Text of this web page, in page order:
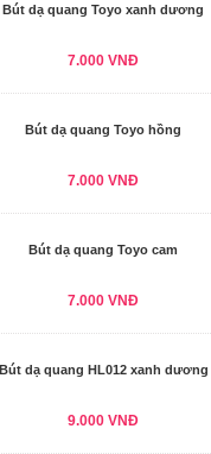
Bút dạ quang Toyo xanh dương
7.000 VNĐ
Bút dạ quang Toyo hồng
7.000 VNĐ
Bút dạ quang Toyo cam
7.000 VNĐ
Bút dạ quang HL012 xanh dương
9.000 VNĐ